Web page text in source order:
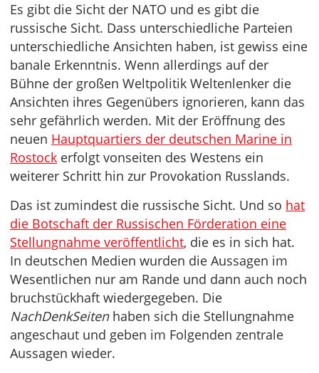
Es gibt die Sicht der NATO und es gibt die
russische Sicht. Dass unterschiedliche Parteien
unterschiedliche Ansichten haben, ist gewiss eine
banale Erkenntnis. Wenn allerdings auf der
Bühne der großen Weltpolitik Weltenlenker die
Ansichten ihres Gegenübers ignorieren, kann das
sehr gefährlich werden. Mit der Eröffnung des
neuen Hauptquartiers der deutschen Marine in
Rostock erfolgt vonseiten des Westens ein
weiterer Schritt hin zur Provokation Russlands.
Das ist zumindest die russische Sicht. Und so hat
die Botschaft der Russischen Förderation eine
Stellungnahme veröffentlicht, die es in sich hat.
In deutschen Medien wurden die Aussagen im
Wesentlichen nur am Rande und dann auch noch
bruchstückhaft wiedergegeben. Die
NachDenkSeitenhaben sich die Stellungnahme
angeschaut und geben im Folgenden zentrale
Aussagen wieder.